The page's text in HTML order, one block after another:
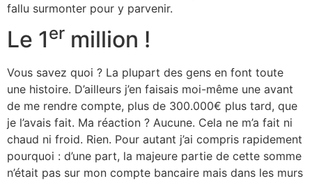
fallu surmonter pour y parvenir.
Le 1er million !
Vous savez quoi ? La plupart des gens en font toute
une histoire. D’ailleurs j’en faisais moi-même une avant
de me rendre compte, plus de 300.000€ plus tard, que
je l’avais fait. Ma réaction ? Aucune. Cela ne m’a fait ni
chaud ni froid. Rien. Pour autant j’ai compris rapidement
pourquoi : d’une part, la majeure partie de cette somme
n’était pas sur mon compte bancaire mais dans les murs